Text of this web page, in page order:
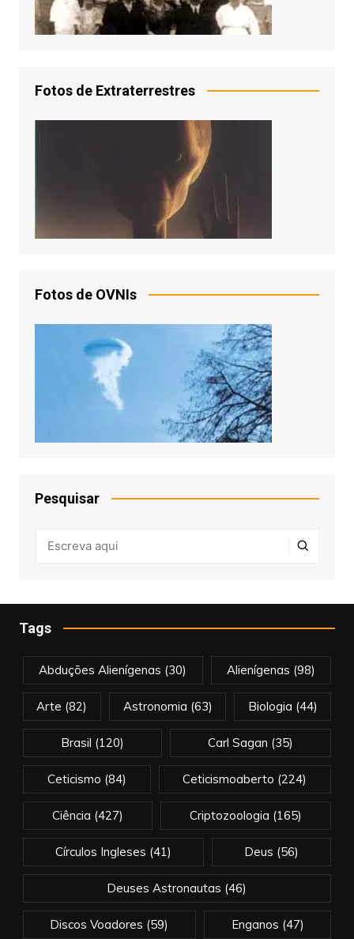
Fotos de Extraterrestres
Fotos de OVNIs
Pesquisar
Tags
Abduções Alienígenas (30) Alienígenas (98)
Arte (82) Astronomia (63) Biologia (44)
Brasil (120) Carl Sagan (35)
Ceticismo (84) Ceticismoaberto (224)
Ciência (427) Criptozoologia (165)
Círculos Ingleses (41) Deus (56)
Deuses Astronautas (46)
Discos Voadores (59) Enganos (47)